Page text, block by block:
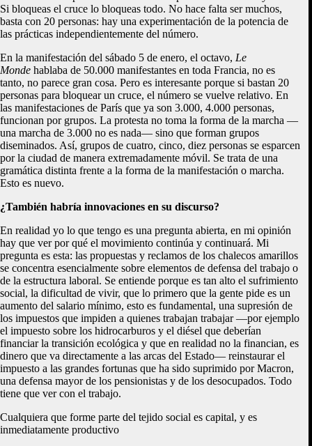
Si bloqueas el cruce lo bloqueas todo. No hace falta ser muchos,
basta con 20 personas: hay una experimentación de la potencia de
las prácticas independientemente del número.
En la manifestación del sábado 5 de enero, el octavo, Le
Monde hablaba de 50.000 manifestantes en toda Francia, no es
tanto, no parece gran cosa. Pero es interesante porque si bastan 20
personas para bloquear un cruce, el número se vuelve relativo. En
las manifestaciones de París que ya son 3.000, 4.000 personas,
funcionan por grupos. La protesta no toma la forma de la marcha —
una marcha de 3.000 no es nada— sino que forman grupos
diseminados. Así, grupos de cuatro, cinco, diez personas se esparcen
por la ciudad de manera extremadamente móvil. Se trata de una
gramática distinta frente a la forma de la manifestación o marcha.
Esto es nuevo.
¿También habría innovaciones en su discurso?
En realidad yo lo que tengo es una pregunta abierta, en mi opinión
hay que ver por qué el movimiento continúa y continuará. Mi
pregunta es esta: las propuestas y reclamos de los chalecos amarillos
se concentra esencialmente sobre elementos de defensa del trabajo o
de la estructura laboral. Se entiende porque es tan alto el sufrimiento
social, la dificultad de vivir, que lo primero que la gente pide es un
aumento del salario mínimo, esto es fundamental, una supresión de
los impuestos que impiden a quienes trabajan trabajar —por ejemplo
el impuesto sobre los hidrocarburos y el diésel que deberían
financiar la transición ecológica y que en realidad no la financian, es
dinero que va directamente a las arcas del Estado— reinstaurar el
impuesto a las grandes fortunas que ha sido suprimido por Macron,
una defensa mayor de los pensionistas y de los desocupados. Todo
tiene que ver con el trabajo.
Cualquiera que forme parte del tejido social es capital, y es
inmediatamente productivo